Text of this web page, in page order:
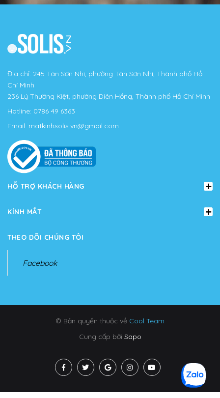
Địa chỉ: 245 Tân Sơn Nhì, phường Tân Sơn Nhì, Thành phố Hồ
Chí Minh
236 Lý Thường Kiệt, phường Diên Hồng, Thành phố Hồ Chí Minh
Hotline: 0786 49 6363
Email: matkinhsolis.vn@gmail.com
HỖ TRỢ KHÁCH HÀNG
KÍNH MẮT
THEO DÕI CHÚNG TÔI
Facebook
© Bản quyền thuộc về Cool Team
Cung cấp bởi Sapo